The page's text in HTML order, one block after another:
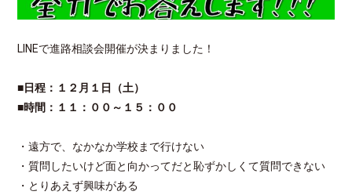
LINEで進路相談会開催が決まりました！
■日程：１２月１日（土）
■時間：１１：００～１５：００
・遠方で、なかなか学校まで行けない
・質問したいけど面と向かってだと恥ずかしくて質問できない
・とりあえず興味がある